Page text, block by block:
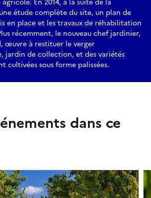
étude complète du site, un plan de
en place et les travaux de réhabilitation
récemment, le nouveau chef jardinier,
œuvre à restituer le verger
jardin de collection, et des variétés
cultivées sous forme palissées.
dans ce